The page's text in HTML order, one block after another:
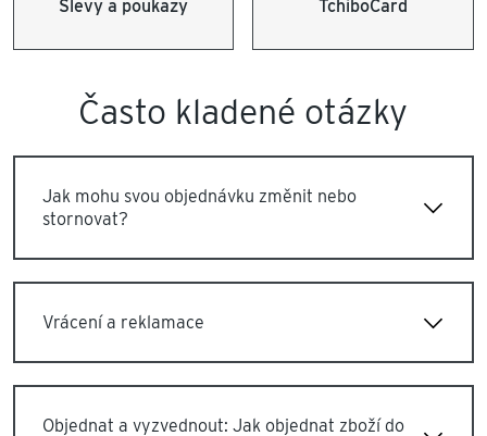
Slevy a poukazy TchiboCard
Často kladené otázky
Jak mohu svou objednávku změnit nebo
stornovat?
Vrácení a reklamace
Objednat a vyzvednout: Jak objednat zboží do